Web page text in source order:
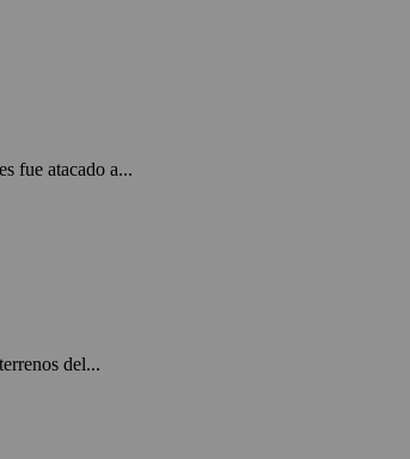
fue atacado a...
del...